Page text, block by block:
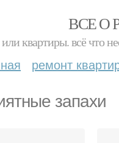
ВСЕ О
квартиры. всё что
ремонт
запахи